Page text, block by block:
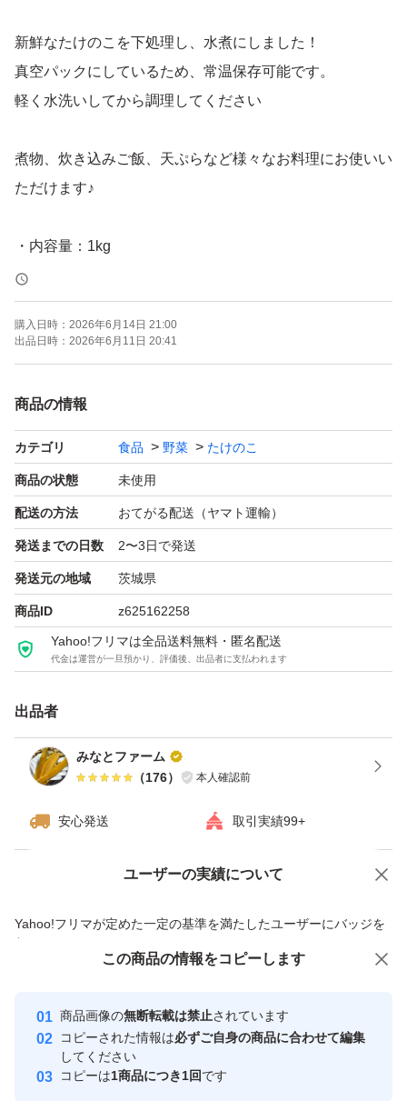
新鮮なたけのこを下処理し、水煮にしました！
真空パックにしているため、常温保存可能です。
軽く水洗いしてから調理してください
煮物、炊き込みご飯、天ぷらなど様々なお料理にお使いい
ただけます♪
・内容量：1kg
・保存方法：真空パック／常温保存
・食品衛生管理者取得済み
※できるだけ新鮮な状態で発送いたします。
購入日時： 2026年6月14日 21:00
出品日時： 2026年6月11日 20:41
商品の情報
カテゴリ 食品 野菜 たけのこ
商品の状態 未使用
配送の方法 おてがる配送（ヤマト運輸）
発送までの日数 2〜3日で発送
発送元の地域 茨城県
商品ID z625162258
Yahoo!フリマは全品送料無料・匿名配送
代金は運営が一旦預かり、評価後、出品者に支払われます
出品者
みなとファーム
（176） 本人確認前
安心発送 取引実績99+
ユーザーの実績について
Yahoo!フリマが定めた一定の基準を満たしたユーザーにバッジを
付与しています
安心取引出品者
心・安全なユーザーです
取引実績
価格の相談 商品への質問
この商品の情報をコピーします
商品画像の無断転載は禁止されています
コピーされた情報は必ずご自身の商品に合わせて編集
してください
コピーは1商品につき1回です
この商品をみている人にオススメ